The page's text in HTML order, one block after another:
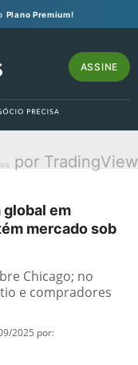
Plano Premium!
ASSINE
por TradingView
global em
mercado sob
Chicago; no
e compradores
2025 por: